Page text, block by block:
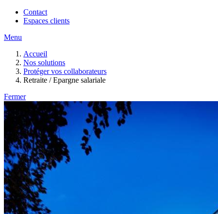
Contact
Espaces clients
Menu
Accueil
Nos solutions
Protéger vos collaborateurs
Retraite / Epargne salariale
Fermer